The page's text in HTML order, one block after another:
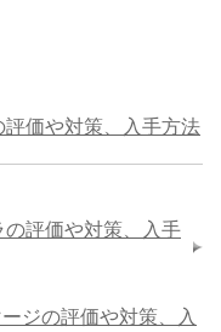
評価や対策、入手方法
の評価や対策、入手
ジの評価や対策、入